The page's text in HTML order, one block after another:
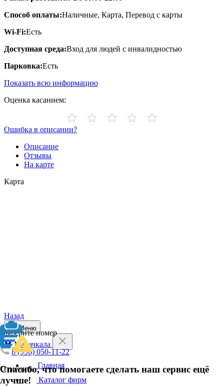
Способ оплаты:Наличные, Карта, Перевод с карты
Wi-Fi:Есть
Доступная среда:Вход для людей с инвалидностью
Парковка:Есть
Показать всю информацию
Оценка касанием:
Ошибка в описании?
Описание
Отзывы
На карте
Карта
Назад
Выберите номер
8 (996) 050-11-22
Отменить
Спасибо, что помогаете сделать наш сервис ещё
лучше!
Меню
Махачкала
Главная
Каталог фирм